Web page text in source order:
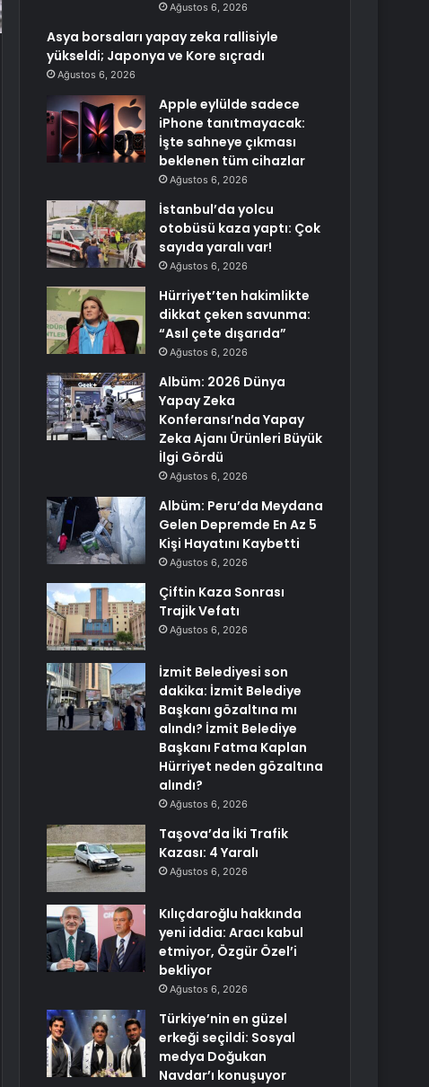
Ağustos 6, 2026
Asya borsaları yapay zeka rallisiyle
yükseldi; Japonya ve Kore sıçradı
Ağustos 6, 2026
Apple eylülde sadece
iPhone tanıtmayacak:
İşte sahneye çıkması
beklenen tüm cihazlar
Ağustos 6, 2026
İstanbul’da yolcu
otobüsü kaza yaptı: Çok
sayıda yaralı var!
Ağustos 6, 2026
Hürriyet’ten hakimlikte
dikkat çeken savunma:
“Asıl çete dışarıda”
Ağustos 6, 2026
Albüm: 2026 Dünya
Yapay Zeka
Konferansı’nda Yapay
Zeka Ajanı Ürünleri Büyük
İlgi Gördü
Ağustos 6, 2026
Albüm: Peru’da Meydana
Gelen Depremde En Az 5
Kişi Hayatını Kaybetti
Ağustos 6, 2026
Çiftin Kaza Sonrası
Trajik Vefatı
Ağustos 6, 2026
İzmit Belediyesi son
dakika: İzmit Belediye
Başkanı gözaltına mı
alındı? İzmit Belediye
Başkanı Fatma Kaplan
Hürriyet neden gözaltına
alındı?
Ağustos 6, 2026
Taşova’da İki Trafik
Kazası: 4 Yaralı
Ağustos 6, 2026
Kılıçdaroğlu hakkında
yeni iddia: Aracı kabul
etmiyor, Özgür Özel’i
bekliyor
Ağustos 6, 2026
Türkiye’nin en güzel
erkeği seçildi: Sosyal
medya Doğukan
Navdar’ı konuşuyor